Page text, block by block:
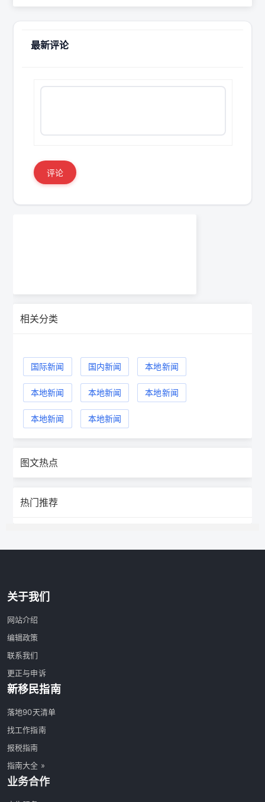
最新评论
评论
相关分类
国际新闻 国内新闻 本地新闻
本地新闻 本地新闻 本地新闻
本地新闻 本地新闻
图文热点
热门推荐
关于我们
网站介绍
编辑政策
联系我们
更正与申诉
新移民指南
落地90天清单
找工作指南
报税指南
指南大全 »
业务合作